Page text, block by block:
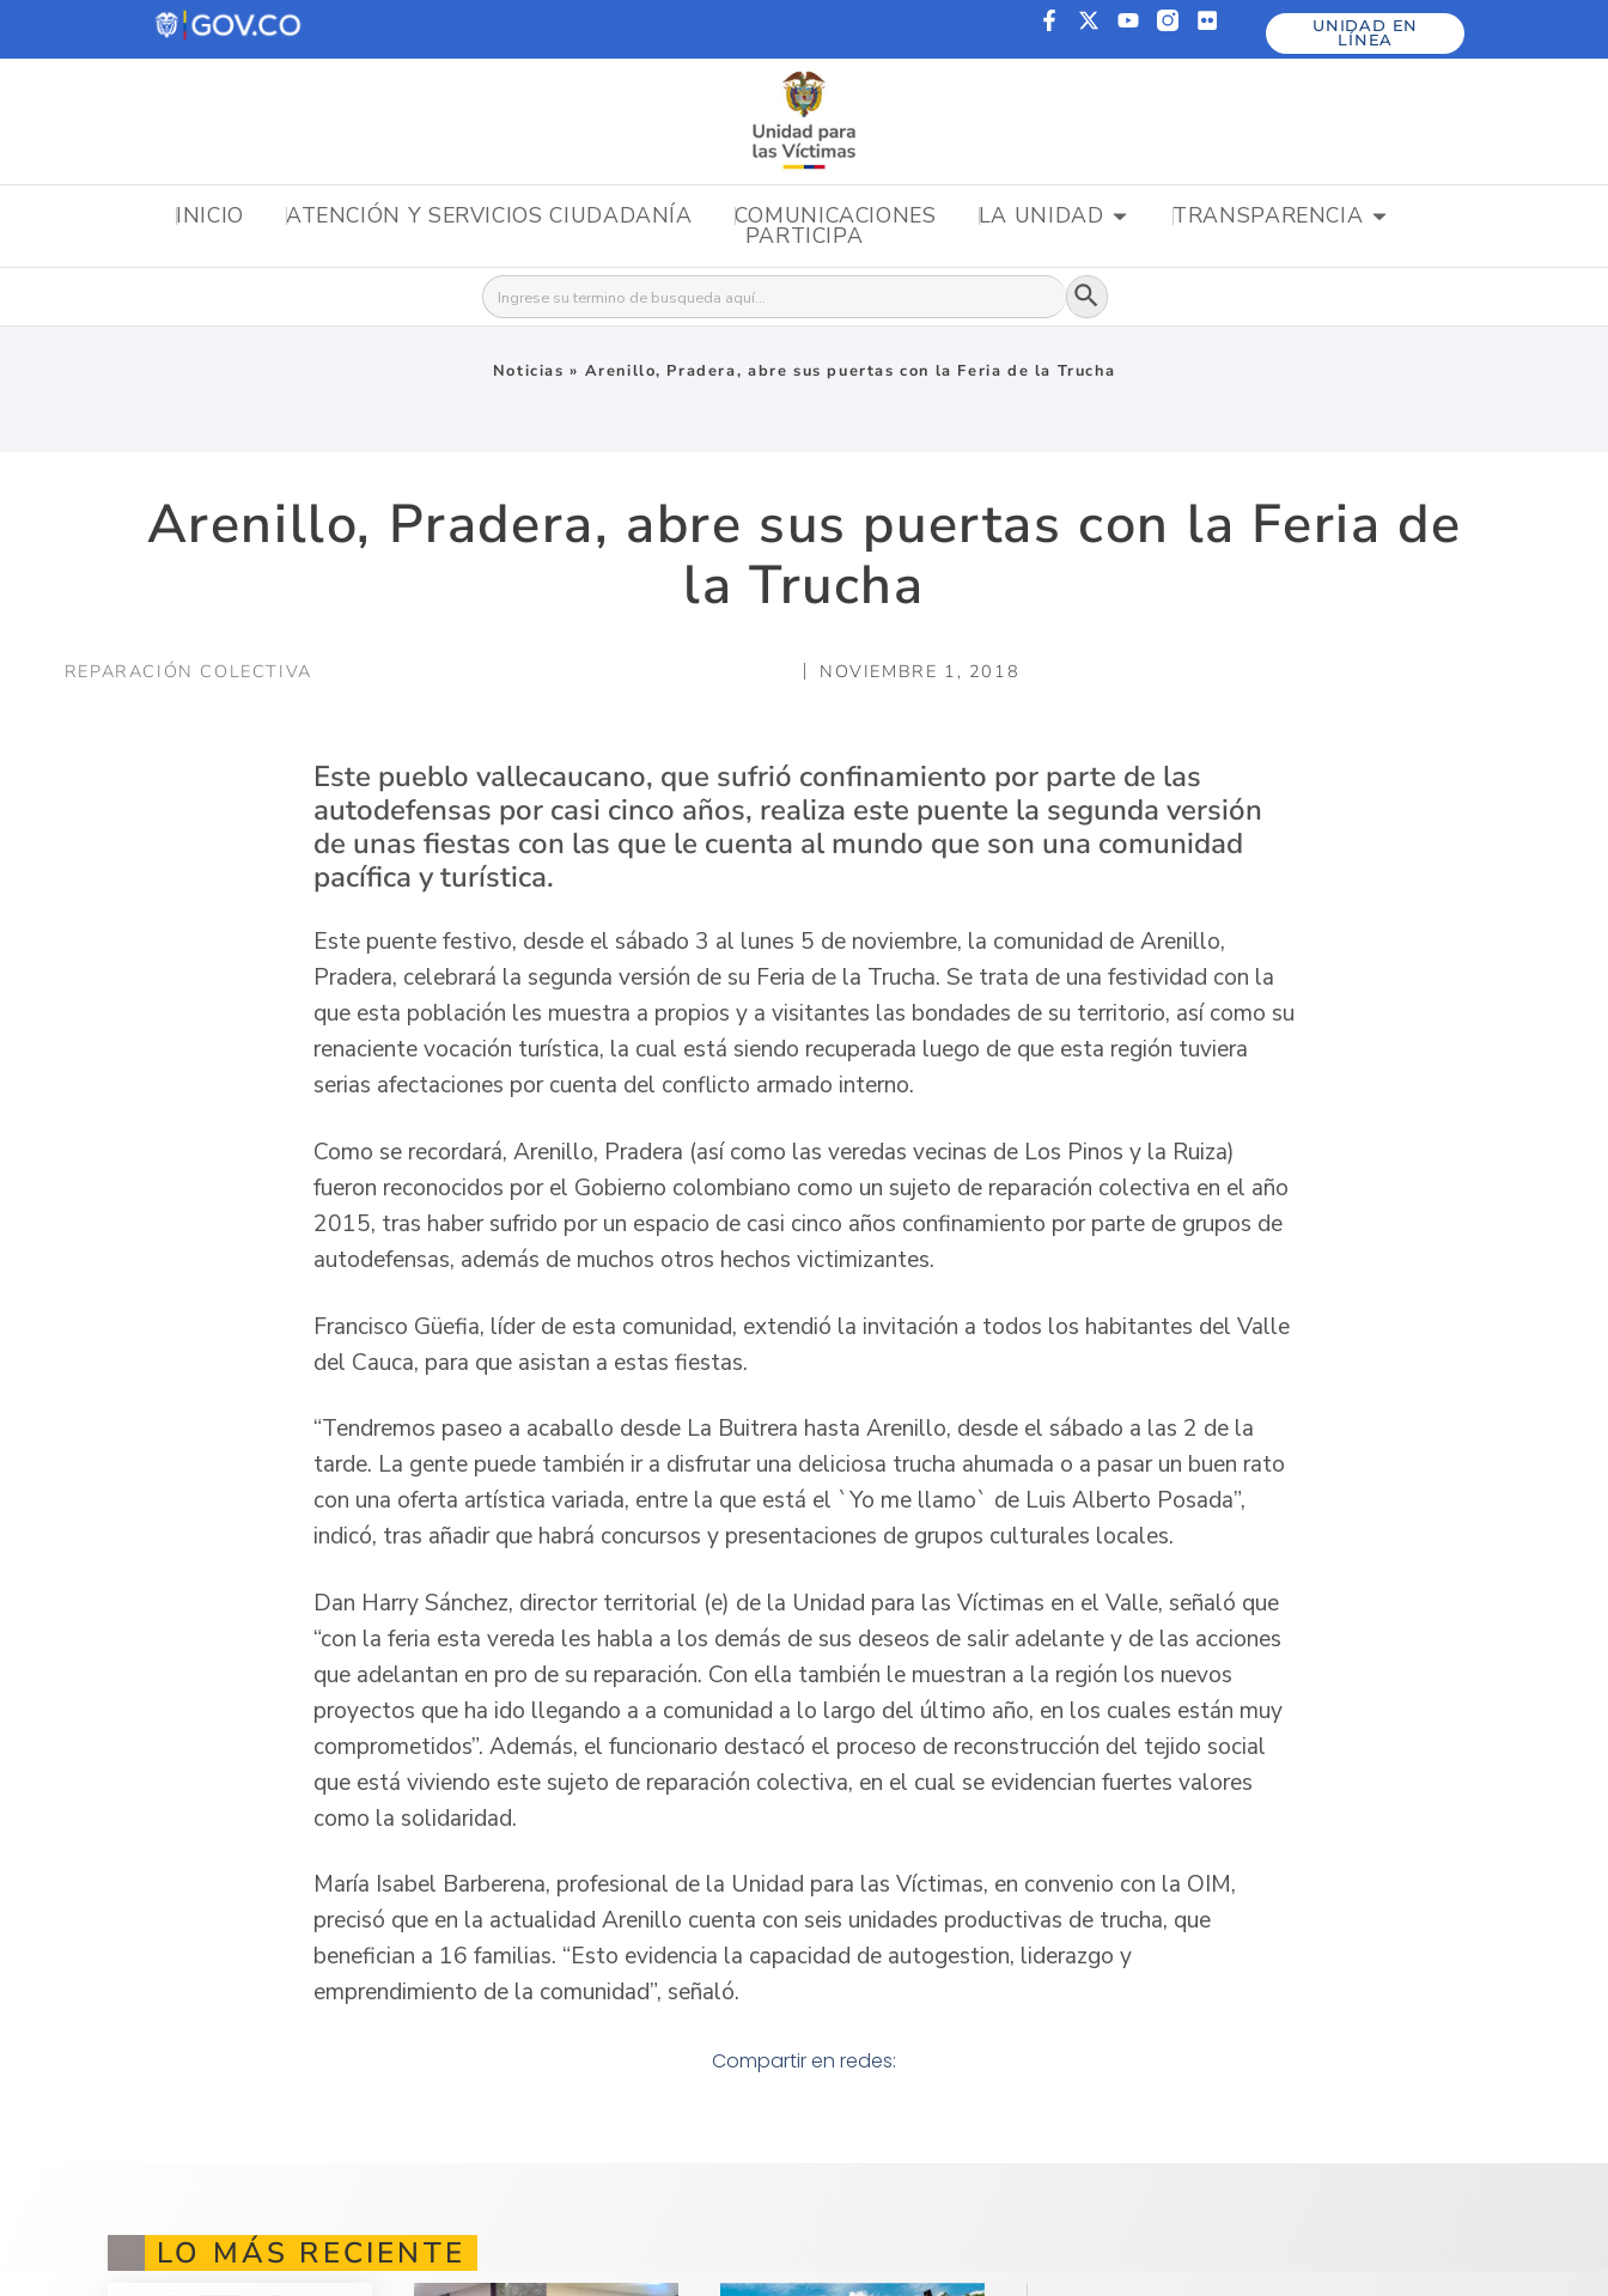
UNIDAD EN
LÍNEA
INICIO ATENCIÓN Y SERVICIOS CIUDADANÍA COMUNICACIONES LA UNIDAD TRANSPARENCIA
PARTICIPA
Buscar: Botón de búsqueda
Noticias » Arenillo, Pradera, abre sus puertas con la Feria de la Trucha
Arenillo, Pradera, abre sus puertas con la Feria de
la Trucha
REPARACIÓN COLECTIVA NOVIEMBRE 1, 2018
Este pueblo vallecaucano, que sufrió confinamiento por parte de las
autodefensas por casi cinco años, realiza este puente la segunda versión
de unas fiestas con las que le cuenta al mundo que son una comunidad
pacífica y turística.
Este puente festivo, desde el sábado 3 al lunes 5 de noviembre, la comunidad de Arenillo,
Pradera, celebrará la segunda versión de su Feria de la Trucha. Se trata de una festividad con la
que esta población les muestra a propios y a visitantes las bondades de su territorio, así como su
renaciente vocación turística, la cual está siendo recuperada luego de que esta región tuviera
serias afectaciones por cuenta del conflicto armado interno.
Como se recordará, Arenillo, Pradera (así como las veredas vecinas de Los Pinos y la Ruiza)
fueron reconocidos por el Gobierno colombiano como un sujeto de reparación colectiva en el año
2015, tras haber sufrido por un espacio de casi cinco años confinamiento por parte de grupos de
autodefensas, además de muchos otros hechos victimizantes.
Francisco Güefia, líder de esta comunidad, extendió la invitación a todos los habitantes del Valle
del Cauca, para que asistan a estas fiestas.
“Tendremos paseo a acaballo desde La Buitrera hasta Arenillo, desde el sábado a las 2 de la
tarde. La gente puede también ir a disfrutar una deliciosa trucha ahumada o a pasar un buen rato
con una oferta artística variada, entre la que está el `Yo me llamo` de Luis Alberto Posada”,
indicó, tras añadir que habrá concursos y presentaciones de grupos culturales locales.
Dan Harry Sánchez, director territorial (e) de la Unidad para las Víctimas en el Valle, señaló que
“con la feria esta vereda les habla a los demás de sus deseos de salir adelante y de las acciones
que adelantan en pro de su reparación. Con ella también le muestran a la región los nuevos
proyectos que ha ido llegando a a comunidad a lo largo del último año, en los cuales están muy
comprometidos”. Además, el funcionario destacó el proceso de reconstrucción del tejido social
que está viviendo este sujeto de reparación colectiva, en el cual se evidencian fuertes valores
como la solidaridad.
María Isabel Barberena, profesional de la Unidad para las Víctimas, en convenio con la OIM,
precisó que en la actualidad Arenillo cuenta con seis unidades productivas de trucha, que
benefician a 16 familias. “Esto evidencia la capacidad de autogestion, liderazgo y
emprendimiento de la comunidad”, señaló.
Compartir en redes:
LO MÁS RECIENTE